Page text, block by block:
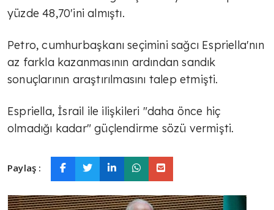
yüzde 48,70'ini almıştı.
Petro, cumhurbaşkanı seçimini sağcı Espriella'nın
az farkla kazanmasının ardından sandık
sonuçlarının araştırılmasını talep etmişti.
Espriella, İsrail ile ilişkileri "daha önce hiç
olmadığı kadar" güçlendirme sözü vermişti.
Paylaş :